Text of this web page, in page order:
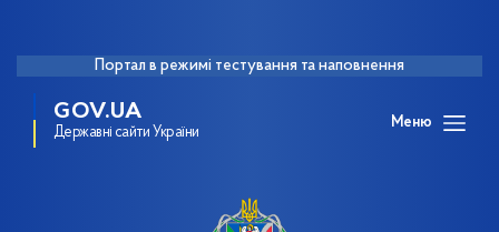
Портал в режимі тестування та наповнення
GOV.UA
Державні сайти України
Меню